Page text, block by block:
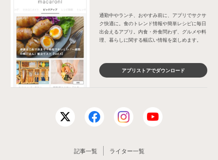
通勤中やランチ、おやすみ前に、アプリでサクサ
ク快適に。食のトレンド情報や簡単レシピに毎日
出会えるアプリ。内食・外食問わず、グルメや料
理、暮らしに関する幅広い情報を楽しめます。
アプリストアでダウンロード
記事一覧 ライター一覧